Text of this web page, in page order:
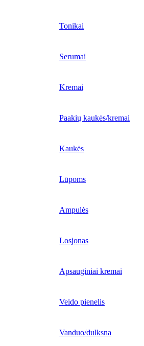
Tonikai
Serumai
Kremai
Paakių kaukės/kremai
Kaukės
Lūpoms
Ampulės
Losjonas
Apsauginiai kremai
Veido pienelis
Vanduo/dulksna